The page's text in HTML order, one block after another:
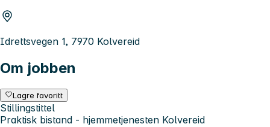
Idrettsvegen 1, 7970 Kolvereid
Om jobben
Lagre favoritt
Stillingstittel
Praktisk bistand - hjemmetjenesten Kolvereid